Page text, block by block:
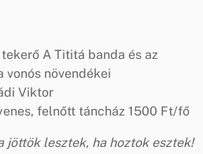
A Tititá banda és az
vonós növendékei
Viktor
felnőtt táncház 1500 Ft/fő
jöttök lesztek, ha hoztok esztek!